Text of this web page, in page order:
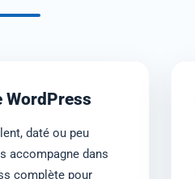
WordPress
daté ou peu
accompagne dans
complète pour